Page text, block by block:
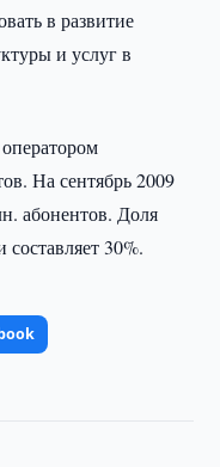
в развитие
и услуг в
На сентябрь 2009
абонентов. Доля
30%.